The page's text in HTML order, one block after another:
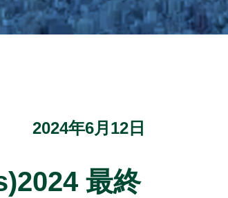
2024年6月12日
最終